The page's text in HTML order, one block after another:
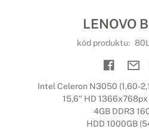
LENOVO
kód produktu:
Intel Celeron N3050 (1,60-
15,6" HD 1366x768px
4GB DDR3
HDD 1000GB